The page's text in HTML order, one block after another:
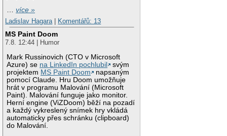
…více »
Ladislav Hagara
Komentářů: 13
MS Paint Doom
7.8. 12:44 | Humor
Mark Russinovich (CTO v Microsoft
Azure) se na LinkedIn pochlubil
svým
projektem MS Paint Doom
napsaným
pomocí Claude. Hru Doom umožňuje
hrát v programu Malování (Microsoft
Paint). Malování funguje jako monitor.
Herní engine (ViZDoom) běží na pozadí
a každý vykreslený snímek hry vkládá
automaticky přes schránku (clipboard)
do Malování.